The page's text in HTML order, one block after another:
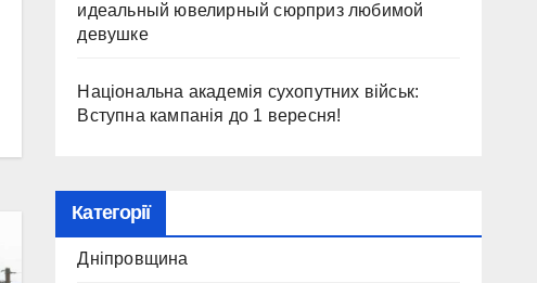
идеальный ювелирный сюрприз любимой
девушке
Національна академія сухопутних військ:
Вступна кампанія до 1 вересня!
Категорії
Дніпровщина